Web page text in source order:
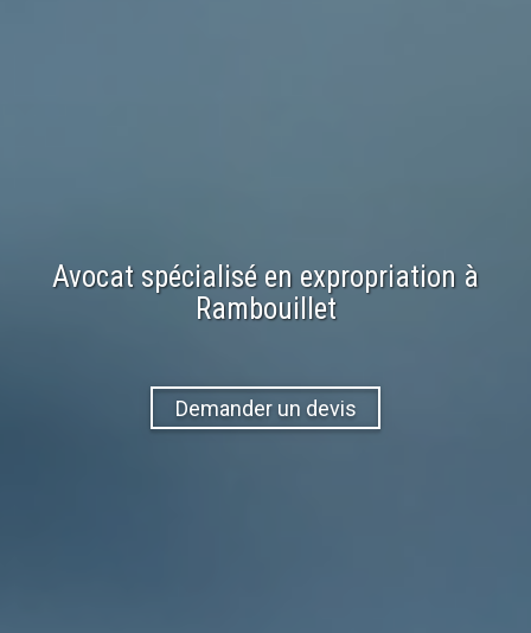
Avocat spécialisé en expropriation à
Rambouillet
Demander un devis